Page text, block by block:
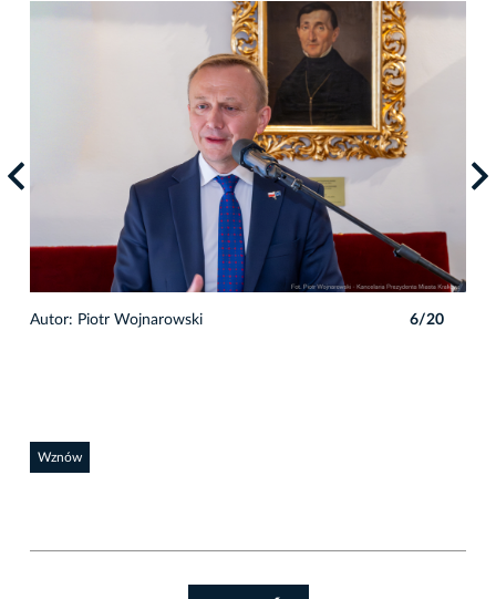
Autor: Piotr Wojnarowski 6/20
Wznów